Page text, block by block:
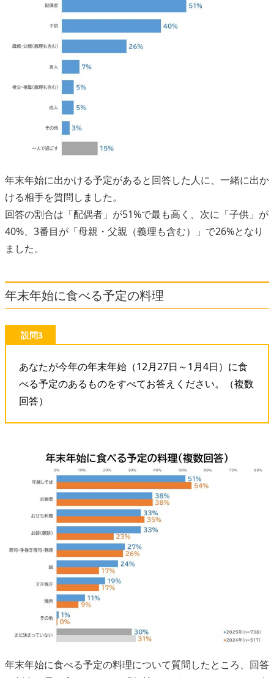
年末年始に出かける予定があると回答した人に、一緒に出か
ける相手を質問しました。
回答の割合は「配偶者」が51%で最も高く、次に「子供」が
40%、3番目が「母親・父親（義理も含む）」で26%となり
ました。
年末年始に食べる予定の料理
設問3
あなたが今年の年末年始（12月27日～1月4日）に食
べる予定のあるものをすべてお答えください。（複数
回答）
年末年始に食べる予定の料理について質問したところ、回答